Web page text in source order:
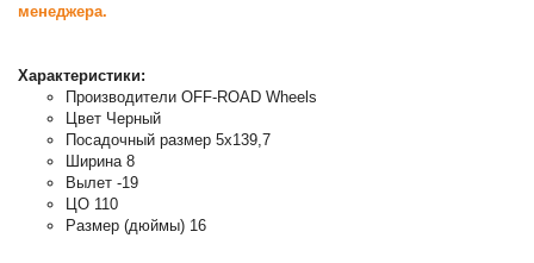
менеджера.
Характеристики:
Производители OFF-ROAD Wheels
Цвет Черный
Посадочный размер 5x139,7
Ширина 8
Вылет -19
ЦО 110
Размер (дюймы) 16